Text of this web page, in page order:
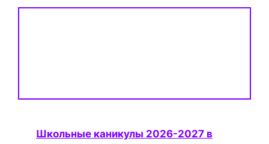
Школьные каникулы 2026-2027 в